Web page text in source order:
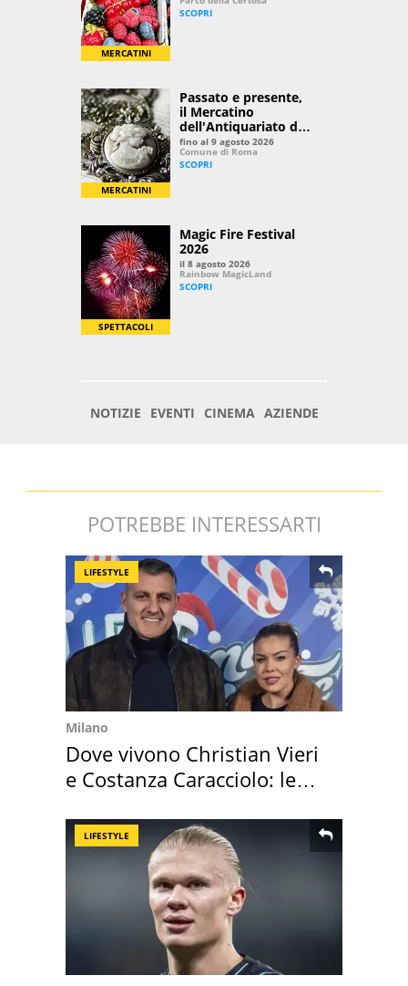
POTREBBE INTERESSARTI
LIFESTYLE
Milano
Dove vivono Christian Vieri
e Costanza Caracciolo: le
LIFESTYLE